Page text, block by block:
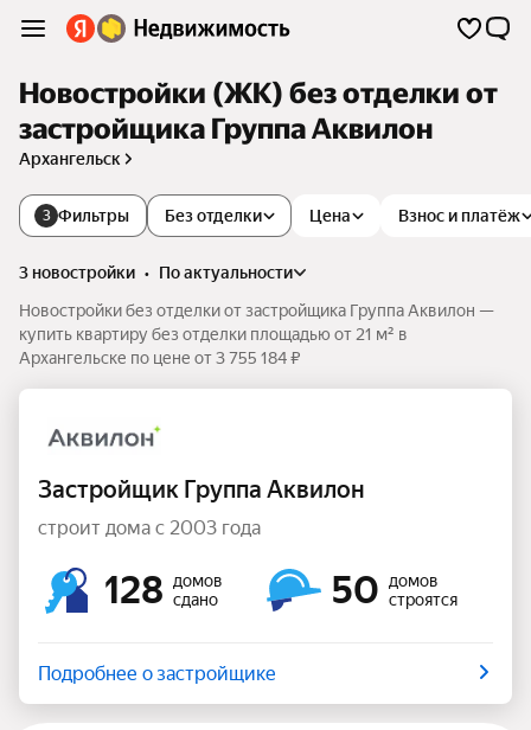
Новостройки (ЖК) без отделки от
застройщика Группа Аквилон
Архангельск
3 Фильтры Цена Взнос и платёж
Без отделки
3 новостройки •
по актуальности
Новостройки без отделки от застройщика Группа Аквилон —
купить квартиру без отделки площадью от 21 м² в
Архангельске по цене от 3 755 184 ₽
Застройщик Группа Аквилон
строит дома с 2003 года
128
домов
сдано
50
домов
строятся
Подробнее о застройщике